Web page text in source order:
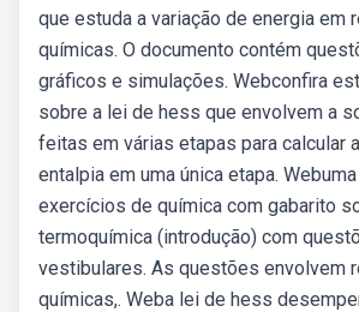
que estuda a variação de energia em
químicas. O documento contém
gráficos e simulações. Webconfira
sobre a lei de hess que envolvem a
feitas em várias etapas para calcular
entalpia em uma única etapa.
exercícios de química com gabarito
termoquímica (introdução) com
vestibulares. As questões envolvem
químicas,. Weba lei de hess